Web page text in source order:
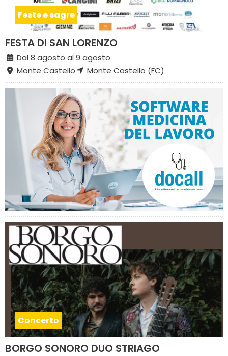
Feste e sagre
FESTA DI SAN LORENZO
Dal 8 agosto al 9 agosto
Monte Castello
Monte Castello (FC)
Concerto
BORGO SONORO DUO STRIAGO